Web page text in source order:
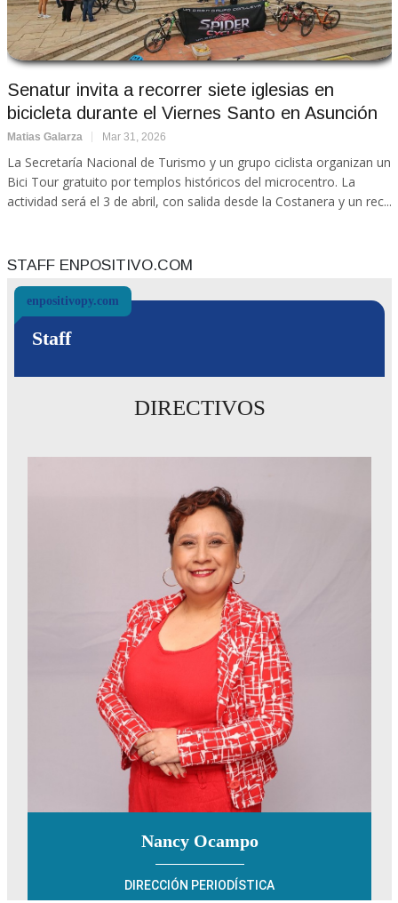
Senatur invita a recorrer siete iglesias en
bicicleta durante el Viernes Santo en Asunción
Matias Galarza Mar 31, 2026
La Secretaría Nacional de Turismo y un grupo ciclista organizan un
Bici Tour gratuito por templos históricos del microcentro. La
actividad será el 3 de abril, con salida desde la Costanera y un rec...
STAFF ENPOSITIVO.COM